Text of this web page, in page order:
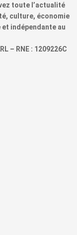
toute l’actualité
culture, économie
indépendante au
– RNE : 1209226C